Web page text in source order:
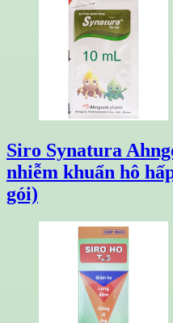
Siro Synatura
nhiễm khuẩn hô
gói)